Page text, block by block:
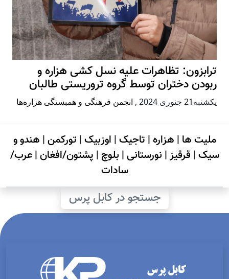
ترابزون: تظاهرات علیه نسل کشی هزاره و
ربودن دختران توسط گروه تروریستی طالبان
يكشنبه21 جنوری 2024 , انجمن فرهنگی و همبستگی هزاره‌ها
ملیت ها | هزاره| تاجیک| اوزبیک| تورکمن| هندو و
سیک| قرقیز| نورستانی| بلوچ | پشتون/افغان|عرب/
سادات
جستجو در کابل پرس